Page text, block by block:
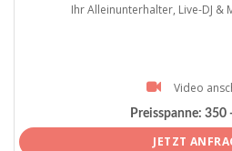
Ihr Alleinunterhalter, Live-DJ &
Video
Preisspanne: 350
JETZT